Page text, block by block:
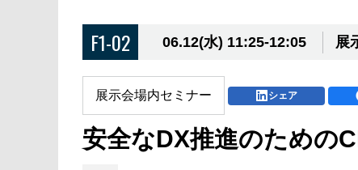
F1-02 06.12(水) 11:25-12:05 展
展示会場内セミナー シェア
安全なDX推進のための